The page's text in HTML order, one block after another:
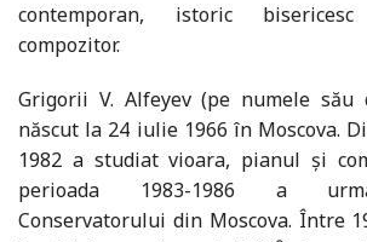
contemporan, istoric
compozitor.
Grigorii V. Alfeyev (pe numele său
născut la 24 iulie 1966 în Moscova.
1982 a studiat vioara, pianul şi
perioada 1983-1986 a
Conservatorului din Moscova. Între